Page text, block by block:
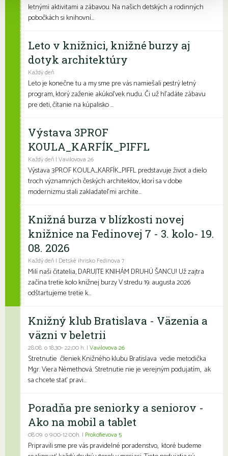
letnými aktivitami a zábavou. Na našich detských a rodinných
pobočkách si knihovní...
Leto v knižnici, knižné burzy aj
dotyk architektúry
Každý deň
Leto je konečne tu a my sme pre vás namiešali pestrý letný
program, ktorý zaženie akúkoľvek nudu. Či už hľadáte zábavu
pre deti, čítanie na kúpalisko ...
Výstava 3PROF
KOULA_KARFÍK_PIFFL
Každý deň | Vavilovova 26
Výstava 3PROF KOULA_KARFÍK_PIFFL predstavuje život a dielo
troch významných českých architektov, ktorí sa v dobe
modernizmu stali zakladateľmi archite...
Knižná burza v blízkosti novej
knižnice na Fedinovej 7 - 3. kolo- 19.
08. 2026
Každý deň | Detské ihrisko Fedinova 7
Milí naši čitatelia, DARUJTE KNIHÁM DRUHÚ ŠANCU! Už zajtra
začína tretie kolo knižnej burzy V stredu 19. augusta 2026
odštartujeme tretie k...
Knižný klub Bratislava - Väzenia a
väzni v beletrii
28.08. o 18,30- 22,00 h. | Vavilovova 26
Stretnutie členiek Knižného klubu Bratislava vedie metodička
Mgr. Viera Némethová. Stretnutie nie je verejným podujatím, ak
sa chcete stať pravi...
Poradňa pre seniorky a seniorov -
Ako na mobil a tablet
08.09. o 9:00-12:00h. | Prokofievova 5
Pripravili sme pre vás pravidelné poradenstvo, ktoré budeme